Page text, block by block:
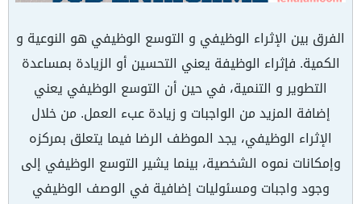
الفرق بين الإثراء الوظيفي و التوسع الوظيفي هو النوعية و
الكمية. فإثراء الوظيفة يعني التحسين أو الزيادة بمساعدة
التطوير و التنمية، في حين أن التوسع الوظيفي يعني
إضافة المزيد من الواجبات و زيادة عبء العمل. من خلال
الإثراء الوظيفي، يجد الموظف الرضا فيما يتعلق بمركزه
وإمكانات نموه الشخصية، بينما يشير التوسع الوظيفي إلى
وجود واجبات ومسئوليات إضافية في الوصف الوظيفي